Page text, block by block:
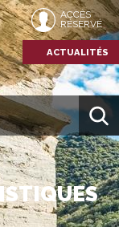
ACCÈS
RÉSERVÉ
ACTUALITÉS